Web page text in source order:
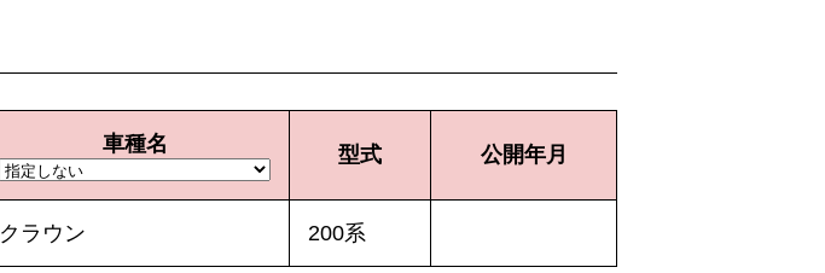
車種名 型式 公開年月
クラウン 200系